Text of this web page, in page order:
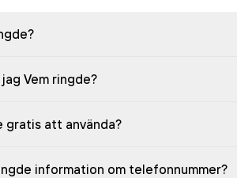
Vem ringde?
gratis att använda?
information om telefonnummer?